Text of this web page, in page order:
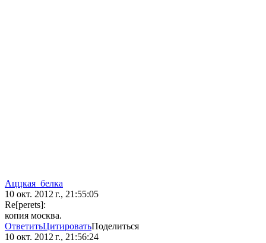
Аццкая_белка
10 окт. 2012 г., 21:55:05
Re[perets]:
копия москва.
ОтветитьЦитироватьПоделиться
10 окт. 2012 г., 21:56:24